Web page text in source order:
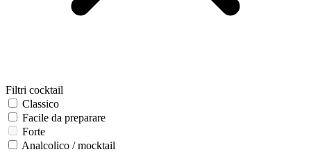
Filtri cocktail
Classico
Facile da preparare
Forte
Analcolico / mocktail